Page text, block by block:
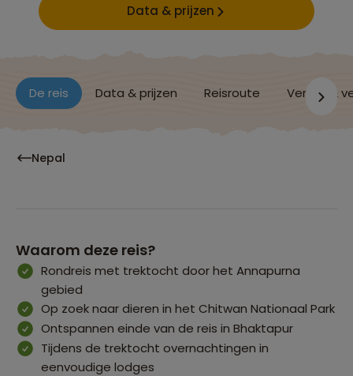
Data & prijzen
De reis Data & prijzen Reisroute Verblijf &
Nepal
Waarom deze reis?
Rondreis met trektocht door het Annapurna
gebied
Op zoek naar dieren in het Chitwan Nationaal Park
Ontspannen einde van de reis in Bhaktapur
Tijdens de trektocht overnachtingen in
eenvoudige lodges